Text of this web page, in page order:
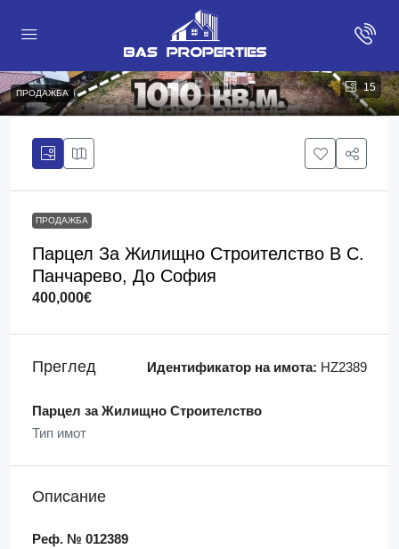
15
ПРОДАЖБА
ПРОДАЖБА
Парцел За Жилищно Строителство В С.
Панчарево, До София
400,000€
Преглед Идентификатор на имота: HZ2389
Парцел за Жилищно Строителство
Тип имот
Описание
Реф. № 012389